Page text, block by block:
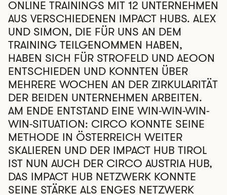
ONLINE TRAININGS MIT 12 UNTERNEHMEN
AUS VERSCHIEDENEN IMPACT HUBS. ALEX
UND SIMON, DIE FÜR UNS AN DEM
TRAINING TEILGENOMMEN HABEN,
HABEN SICH FÜR STROFELD UND AEOON
ENTSCHIEDEN UND KONNTEN ÜBER
MEHRERE WOCHEN AN DER ZIRKULARITÄT
DER BEIDEN UNTERNEHMEN ARBEITEN.
AM ENDE ENTSTAND EINE WIN-WIN-WIN-
WIN-SITUATION: CIRCO KONNTE SEINE
METHODE IN ÖSTERREICH WEITER
SKALIEREN UND DER IMPACT HUB TIROL
IST NUN AUCH DER CIRCO AUSTRIA HUB,
DAS IMPACT HUB NETZWERK KONNTE
SEINE STÄRKE ALS ENGES NETZWERK